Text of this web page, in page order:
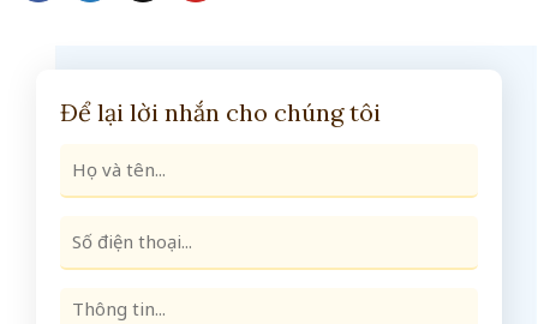
Để lại lời nhắn cho chúng tôi